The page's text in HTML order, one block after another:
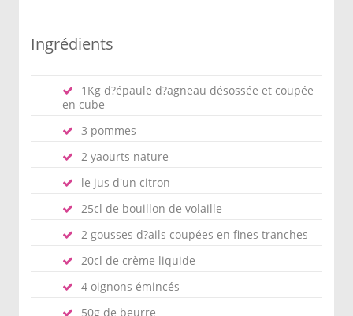
Ingrédients
1Kg d?épaule d?agneau désossée et coupée
en cube
3 pommes
2 yaourts nature
le jus d'un citron
25cl de bouillon de volaille
2 gousses d?ails coupées en fines tranches
20cl de crème liquide
4 oignons émincés
50g de beurre